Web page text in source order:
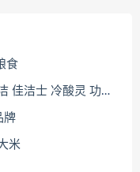
食
士 冷酸灵 功能性牙膏
牌
米